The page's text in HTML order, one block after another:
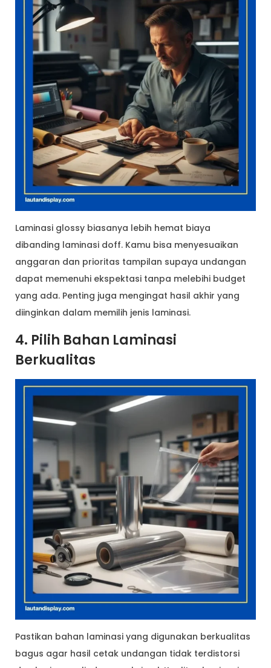
Laminasi glossy biasanya lebih hemat biaya
dibanding laminasi doff. Kamu bisa menyesuaikan
anggaran dan prioritas tampilan supaya undangan
dapat memenuhi ekspektasi tanpa melebihi budget
yang ada. Penting juga mengingat hasil akhir yang
diinginkan dalam memilih jenis laminasi.
4. Pilih Bahan Laminasi
Berkualitas
Pastikan bahan laminasi yang digunakan berkualitas
bagus agar hasil cetak undangan tidak terdistorsi